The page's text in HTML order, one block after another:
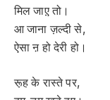
मिल जाए़ तो।
आ जाना ज़ल्दी से,
ऐसा ऩ हो देरी हो।
रू़ह के रास्ते पर,